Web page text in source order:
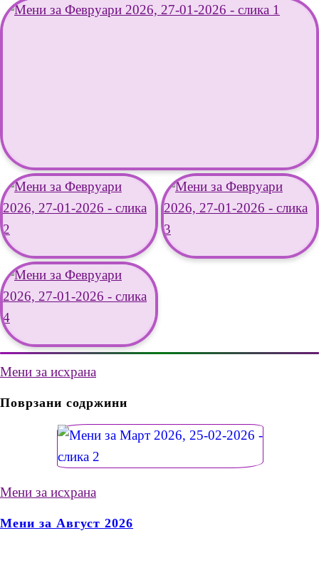
Мени за исхрана
Поврзани содржини
Мени за исхрана
Мени за Август 2026